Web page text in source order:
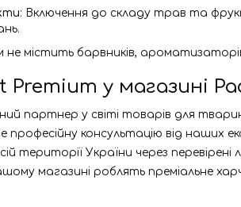
: Включення до складу трав та
не містить барвників,
у магазині
партнер у світі товарів для
консультацію від наших
території України через
магазині роблять преміальне